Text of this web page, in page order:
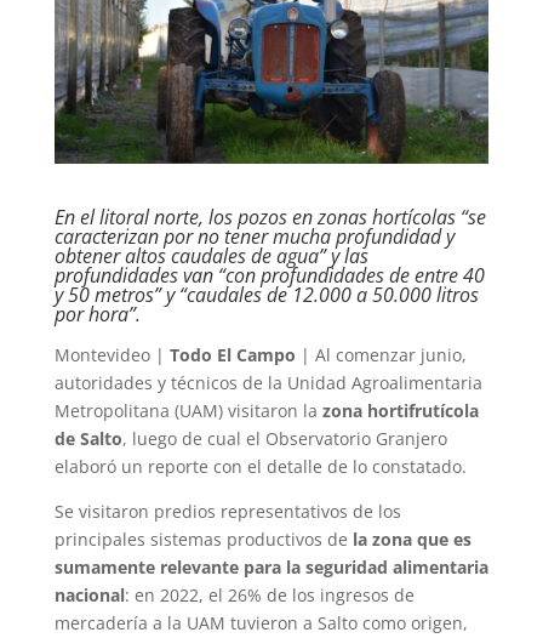
En el litoral norte, los pozos en zonas hortícolas “se
caracterizan por no tener mucha profundidad y
obtener altos caudales de agua” y las
profundidades van “con profundidades de entre 40
y 50 metros” y “caudales de 12.000 a 50.000 litros
por hora”.
Montevideo | Todo El Campo | Al comenzar junio,
autoridades y técnicos de la Unidad Agroalimentaria
Metropolitana (UAM) visitaron la zona hortifrutícola
de Salto, luego de cual el Observatorio Granjero
elaboró un reporte con el detalle de lo constatado.
Se visitaron predios representativos de los
principales sistemas productivos de la zona que es
sumamente relevante para la seguridad alimentaria
nacional: en 2022, el 26% de los ingresos de
mercadería a la UAM tuvieron a Salto como origen,